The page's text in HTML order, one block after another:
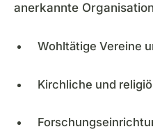
anerkannte
Wohltätige Vereine
Kirchliche und